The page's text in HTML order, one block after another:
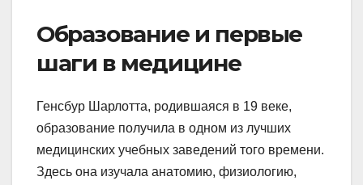
Образование и первые
шаги в медицине
Генсбур Шарлотта, родившаяся в 19 веке,
образование получила в одном из лучших
медицинских учебных заведений того времени.
Здесь она изучала анатомию, физиологию,